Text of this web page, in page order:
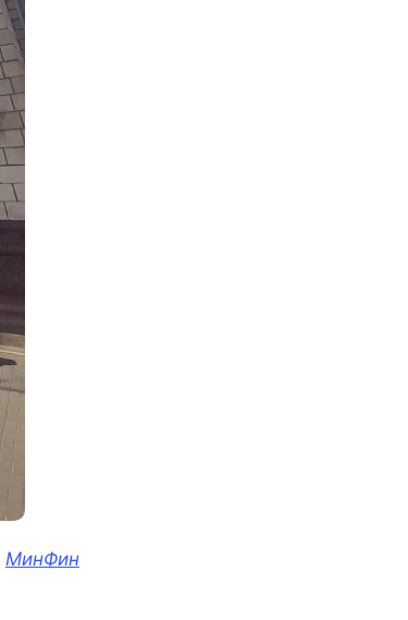
МинФин